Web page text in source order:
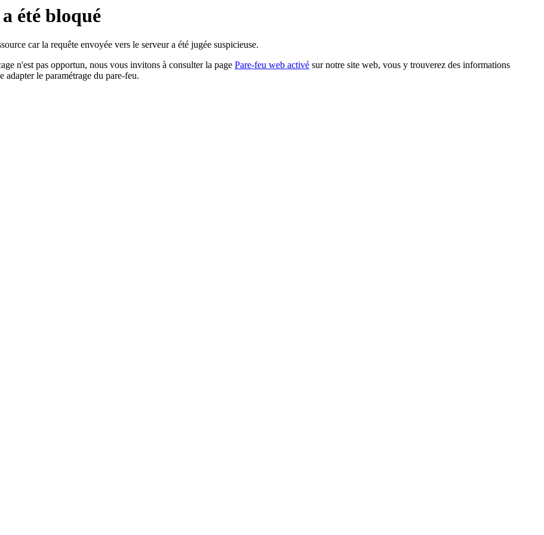
été bloqué
car la requête envoyée vers le serveur a été jugée suspicieuse.
n'est pas opportun, nous vous invitons à consulter la page Pare-feu web activé sur notre site web, vous y trouverez des informations
adapter le paramétrage du pare-feu.